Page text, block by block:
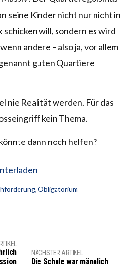
seine Kinder nicht nur nicht in
schicken will, sondern es wird
andere – also ja, vor allem
guten Quartiere
nie Realität werden. Für das
kein Thema.
dann noch helfen?
, Obligatorium
NÄCHSTER ARTIKEL
Die Schule war männlich